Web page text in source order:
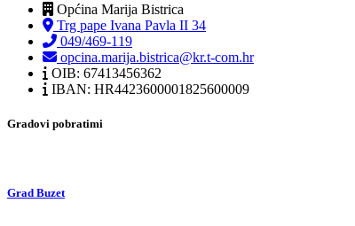
Općina Marija Bistrica
Trg pape Ivana Pavla II 34
049/469-119
opcina.marija.bistrica@kr.t-com.hr
OIB: 67413456362
IBAN: HR4423600001825600009
Gradovi pobratimi
Grad Buzet